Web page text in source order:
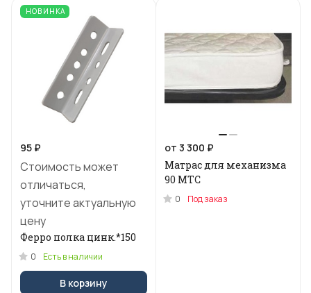
НОВИНКА
95 ₽
Стоимость может
отличаться,
уточните актуальную
цену
Ферро полка цинк.*150
0 Есть в наличии
В корзину
от 3 300 ₽
Матрас для механизма
90 МТС
0 Под заказ